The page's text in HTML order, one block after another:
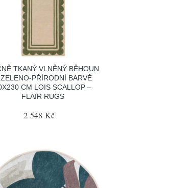
TKANÝ VLNĚNÝ BĚHOUN
PŘÍRODNÍ BARVĚ
CM LOIS SCALLOP –
FLAIR RUGS
2 548 Kč